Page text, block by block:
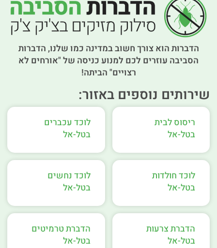
הדברות הוא צורך חשוב במדינה כמו שלנו, הדברות
הסביבה עוזרים לכם למנוע כניסה של "אורחים לא
רצויים" הביתה!
שירותים נוספים באזור:
ריסוס לבית
בטל-אל
לוכד עכברים
בטל-אל
לוכד חולדות
בטל-אל
לוכד נחשים
בטל-אל
הדברת צרעות
בטל-אל
הדברת טרמיטים
בטל-אל